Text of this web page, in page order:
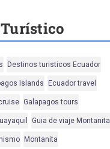
Destinos turisticos Ecuador
Islands Ecuador travel
Galapagos tours
Guia de viaje Montanita
Montanita